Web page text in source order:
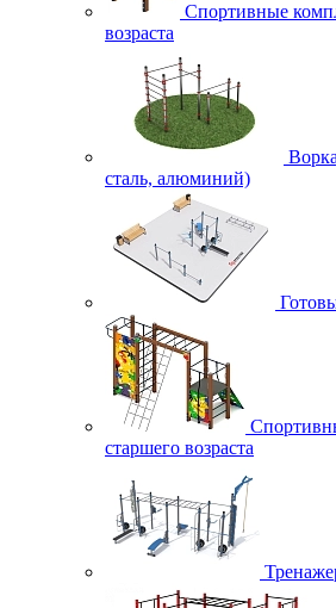
Спортивные
возраста
сталь, алюминий)
старшего возраста